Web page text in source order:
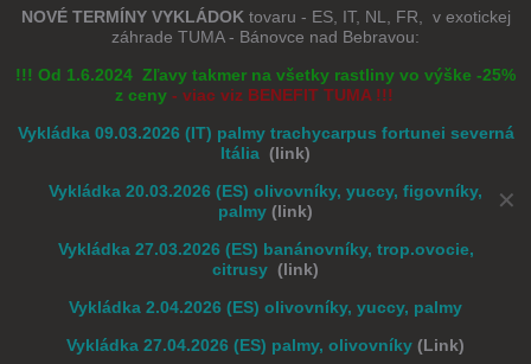
✕
NOVÉ TERMÍNY VYKLÁDOK tovaru - ES, IT, NL, FR, v exotickej
záhrade TUMA - Bánovce nad Bebravou:
!!! Od 1.6.2024 Zľavy takmer na všetky rastliny vo výške -25%
z ceny - viac viz BENEFIT TUMA !!!
Vykládka 09.03.2026 (IT) palmy trachycarpus fortunei severná
Itália (link)
Vykládka 20.03.2026 (ES) olivovníky, yuccy, figovníky,
palmy (link)
Vykládka 27.03.2026 (ES) banánovníky, trop.ovocie,
citrusy (link)
Vykládka 2.04.2026 (ES) olivovníky, yuccy, palmy
Vykládka 27.04.2026 (ES) palmy, olivovníky (Link)